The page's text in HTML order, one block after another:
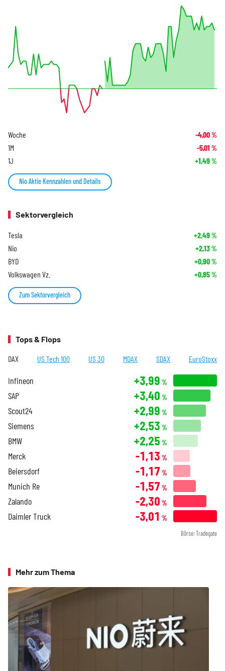
Woche -4,00%
1M -5,01 %
1J +1,49%
Nio Aktie Kennzahlen und Details
Sektorvergleich
Tesla +2,49%
Nio +2,13%
BYD +0,90%
Volkswagen Vz. +0,85%
Zum Sektorvergleich
Tops & Flops
DAX US Tech 100 US 30 MDAX SDAX EuroStoxx
Infineon +3,99 %
SAP +3,40 %
Scout24 +2,99 %
Siemens +2,53 %
BMW +2,25 %
Merck -1,13 %
Beiersdorf -1,17 %
Munich Re -1,57 %
Zalando -2,30 %
Daimler Truck -3,01 %
Börse: Tradegate
Mehr zum Thema